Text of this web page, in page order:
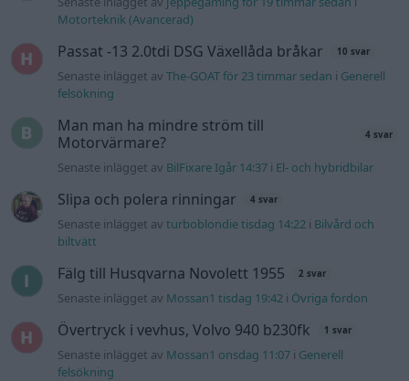
Motorteknik (Avancerad)
Passat -13 2.0tdi DSG Växellåda bråkar 10 svar
Senaste inlägget avThe-GOAT för 23 timmar sedan i Generell
felsökning
Man man ha mindre ström till
Motorvärmare?
4 svar
Senaste inlägget av BilFixare Igår 14:37 i El- och hybridbilar
Slipa och polera rinningar 4 svar
Senaste inlägget avturboblondie tisdag 14:22 i Bilvård och
biltvätt
Fälg till Husqvarna Novolett 1955 2 svar
Senaste inlägget av Mossan1 tisdag 19:42 i Övriga fordon
Övertryck i vevhus, Volvo 940 b230fk 1 svar
Senaste inlägget av Mossan1 onsdag 11:07 i Generell
felsökning